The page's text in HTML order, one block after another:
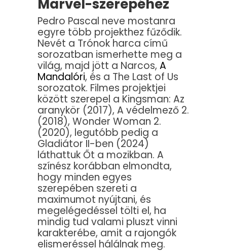
Marvel-szerepéhez
Pedro Pascal neve mostanra
egyre több projekthez fűződik.
Nevét a Trónok harca című
sorozatban ismerhette meg a
világ, majd jött a Narcos, A
Mandalóri, és a The Last of Us
sorozatok. Filmes projektjei
között szerepel a Kingsman: Az
aranykör (2017), A védelmező 2.
(2018), Wonder Woman 2.
(2020), legutóbb pedig a
Gladiátor II-ben (2024)
láthattuk Őt a mozikban. A
színész korábban elmondta,
hogy minden egyes
szerepében szereti a
maximumot nyújtani, és
megelégedéssel tölti el, ha
mindig tud valami pluszt vinni
karakterébe, amit a rajongók
elismeréssel hálálnak meg.